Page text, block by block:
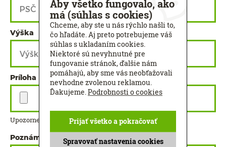
Výška Šírka
Príloha
Upozornenie: Maximálna veľkosť príloh je 32 MB.
Poznámka
Aby všetko fungovalo, ako
má (súhlas s cookies)
Chceme, aby ste u nás rýchlo našli to,
čo hľadáte. Aj preto potrebujeme váš
súhlas s ukladaním cookies.
Niektoré sú nevyhnutné pre
fungovanie stránok, ďalšie nám
pomáhajú, aby sme vás neobťažovali
nevhodne zvolenou reklamou.
Ďakujeme.Podrobnosti o cookies
Spravovať nastavenia cookies
Prijať všetko a pokračovať